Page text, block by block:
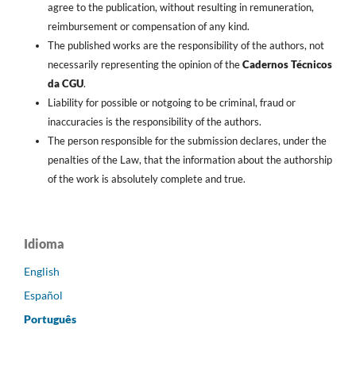
agree to the publication, without resulting in remuneration,
reimbursement or compensation of any kind.
The published works are the responsibility of the authors, not
necessarily representing the opinion of theCadernos Técnicos
da CGU.
Liability for possible or notgoing to be criminal, fraud or
inaccuracies is the responsibility of the authors.
The person responsible for the submission declares, under the
penalties of the Law, that the information about the authorship
of the work is absolutely complete and true.
Idioma
English
Español
Português